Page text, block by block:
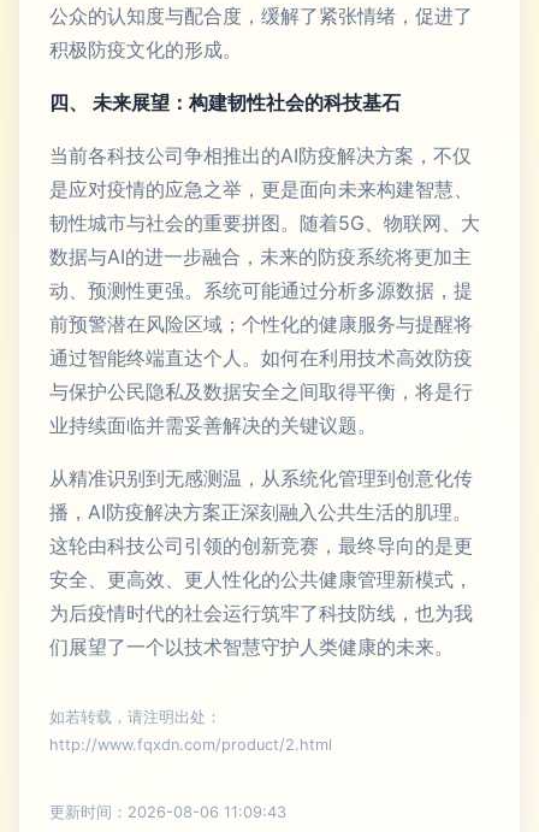
公众的认知度与配合度，缓解了紧张情绪，促进了
积极防疫文化的形成。
四、 未来展望：构建韧性社会的科技基石
当前各科技公司争相推出的AI防疫解决方案，不仅
是应对疫情的应急之举，更是面向未来构建智慧、
韧性城市与社会的重要拼图。随着5G、物联网、大
数据与AI的进一步融合，未来的防疫系统将更加主
动、预测性更强。系统可能通过分析多源数据，提
前预警潜在风险区域；个性化的健康服务与提醒将
通过智能终端直达个人。如何在利用技术高效防疫
与保护公民隐私及数据安全之间取得平衡，将是行
业持续面临并需妥善解决的关键议题。
从精准识别到无感测温，从系统化管理到创意化传
播，AI防疫解决方案正深刻融入公共生活的肌理。
这轮由科技公司引领的创新竞赛，最终导向的是更
安全、更高效、更人性化的公共健康管理新模式，
为后疫情时代的社会运行筑牢了科技防线，也为我
们展望了一个以技术智慧守护人类健康的未来。
如若转载，请注明出处：
http://www.fqxdn.com/product/2.html
更新时间：2026-08-06 11:09:43